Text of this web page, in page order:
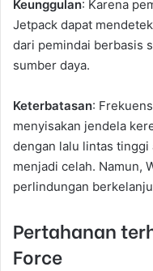
Keunggulan: Karena
Jetpack dapat
dari pemindai berbasis
sumber daya.
Keterbatasan:
menyisakan jendela
dengan lalu lintas
menjadi celah. Namun,
perlindungan
Pertahanan
Force